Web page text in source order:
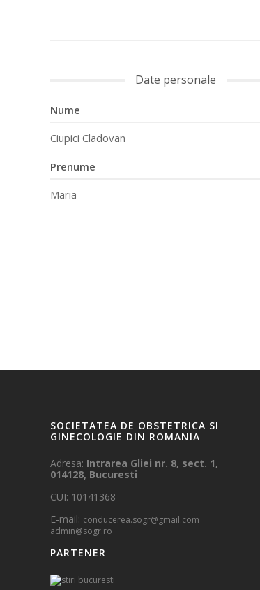
Date personale
Nume
Ciupici Cladovan
Prenume
Maria
SOCIETATEA DE OBSTETRICA SI
GINECOLOGIE DIN ROMANIA
Adresa: Intrarea Gliei nr. 8, sect. 1,
014128, Bucuresti
CUI: 10141368
E-mail: conducerea.sogr@gmail.com
admin@sogr.ro
PARTENER